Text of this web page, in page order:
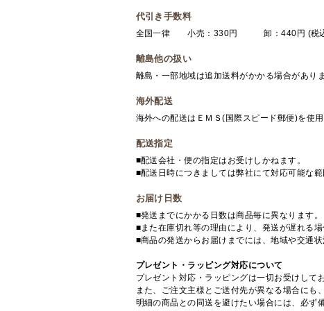
代引き手数料
全国一律 小売：330円 卸：440円 (税
離島他の扱い
離島・一部地域は追加送料がかかる場合があり
海外配送
海外への配送はＥＭＳ(国際スピード郵便)を使
配送指定
■配送会社・便の指定はお受けしかねます。
■配送日時につきましては弊社にて対応可能な
お届け日数
■発送までにかかる日数は商品毎に異なります。
■また在庫切れ等の理由により、発送が遅れる場
■商品の発送からお届けまでには、地域や交通
プレゼント・ラッピング対応について
プレゼント対応・ラッピングは一切お受けして
また、ご注文主様とご送付先が異なる場合にも
明細の商品との同送を避けたい場合には、必ず